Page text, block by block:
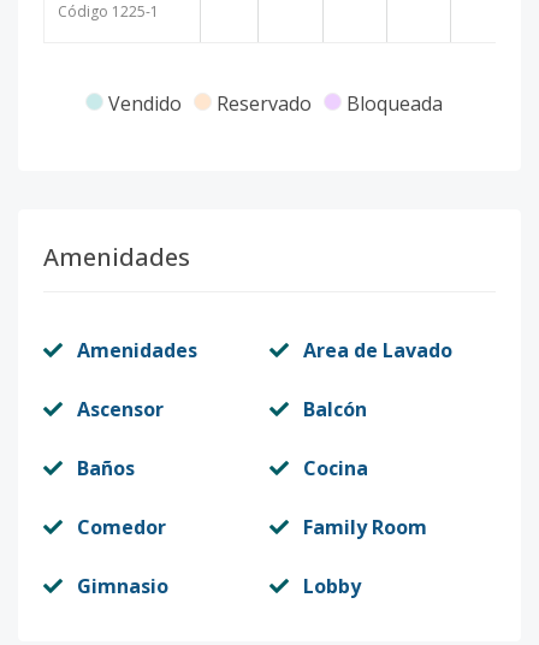
Código 1225-1
Vendido Reservado Bloqueada
Amenidades
Amenidades Area de Lavado
Ascensor Balcón
Baños Cocina
Comedor Family Room
Gimnasio Lobby